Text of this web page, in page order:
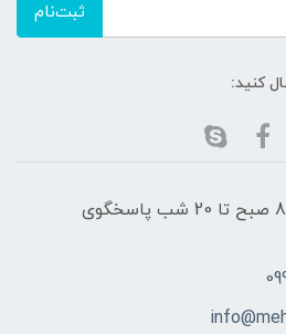
ثبت‌نام
کنید:
هفت روز هفته، از ساعت 8 صبح تا 20 شب پاسخگوی